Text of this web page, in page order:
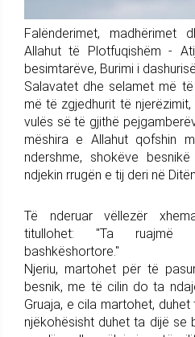
Falënderimet, madhërimet
Allahut të Plotfuqishëm -
besimtarëve, Burimi i
Salavatet dhe selamet më
më të zgjedhurit të
vulës së të gjithë
mëshira e Allahut qofshin
ndershme, shokëve
ndjekin rrugën e tij deri në
Të nderuar vëllezër
titullohet: "Ta ruajmë
bashkëshortore."
Njeriu, martohet për të
besnik, me të cilin do ta
Gruaja, e cila martohet,
njëkohësisht duhet ta dijë se